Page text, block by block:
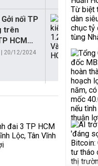
nối TP
trên
HCM...
| 20/12/2024